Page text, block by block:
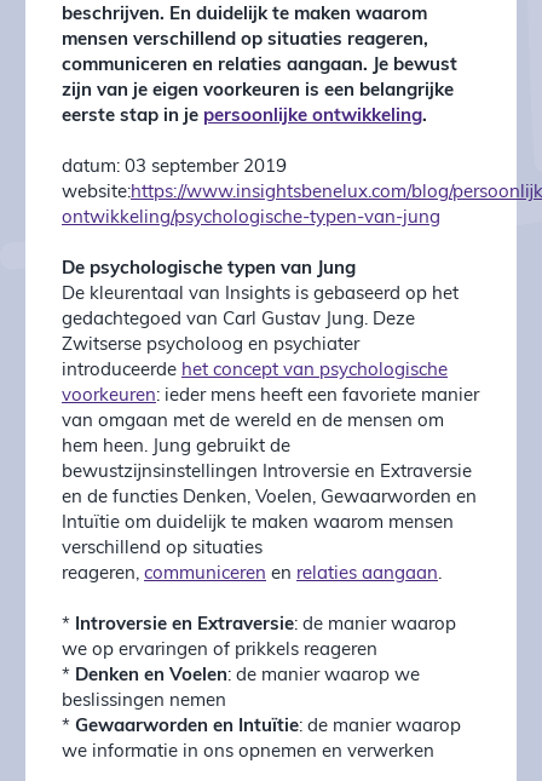
beschrijven. En duidelijk te maken waarom
mensen verschillend op situaties reageren,
communiceren en relaties aangaan. Je bewust
zijn van je eigen voorkeuren is een belangrijke
eerste stap in je persoonlijke ontwikkeling.
datum: 03 september 2019
website:https://www.insightsbenelux.com/blog/
ontwikkeling/psychologische-typen-van-jung
De psychologische typen van Jung
De kleurentaal van Insights is gebaseerd op het
gedachtegoed van Carl Gustav Jung. Deze
Zwitserse psycholoog en psychiater
introduceerde het concept van psychologische
voorkeuren: ieder mens heeft een favoriete manier
van omgaan met de wereld en de mensen om
hem heen. Jung gebruikt de
bewustzijnsinstellingen Introversie en Extraversie
en de functies Denken, Voelen, Gewaarworden en
Intuïtie om duidelijk te maken waarom mensen
verschillend op situaties
reageren, communiceren en relaties aangaan.
* Introversie en Extraversie: de manier waarop
we op ervaringen of prikkels reageren
* Denken en Voelen: de manier waarop we
beslissingen nemen
* Gewaarworden en Intuïtie: de manier waarop
we informatie in ons opnemen en verwerken